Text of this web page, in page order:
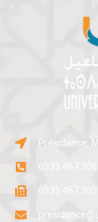
Présidence,
0535 467
0535 467 305